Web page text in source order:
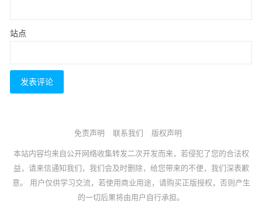
站点
免责声明 联系我们 版权声明
本站内容均来自公开网络收集转发二次开发而来，若侵犯了您的合法权
益，请来信通知我们，我们会及时删除，给您带来的不便，我们深表歉
意。 用户仅供学习交流，若使用商业用途，请购买正版授权，否则产生
的一切后果将由用户自行承担。